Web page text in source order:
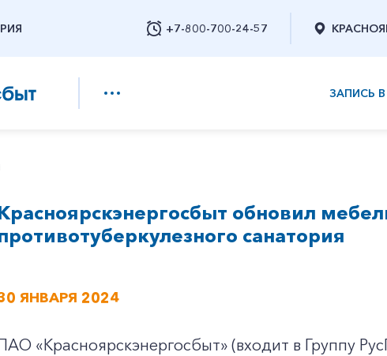
+7-800-700-24-57
Заказать обратный звонок
ЗАПИСЬ
обновил
санатория
ЯНВАРЯ 2024
«Красноярскэнергосбыт» (входит в Группу